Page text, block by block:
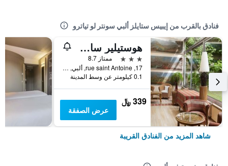
فنادق بالقرب من إيبيس ستايلز ألبي سونتر لو تياترو
هوستيلير سان-أنطوان
3 نجوم
ممتاز 8.7
17, rue saint Antoine, ألبي, إقليم تارن, فرنسا
0.1 كيلومتر عن وسط المدينة
339 ﷼
عرض الصفقة
شاهد المزيد من الفنادق القريبة